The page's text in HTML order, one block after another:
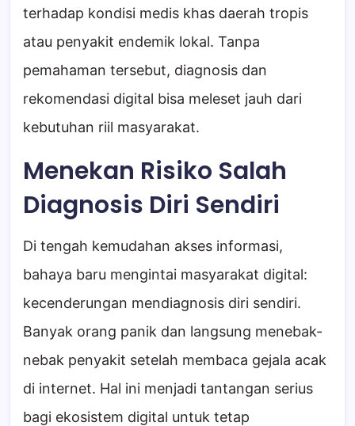
terhadap kondisi medis khas daerah tropis
atau penyakit endemik lokal. Tanpa
pemahaman tersebut, diagnosis dan
rekomendasi digital bisa meleset jauh dari
kebutuhan riil masyarakat.
Menekan Risiko Salah
Diagnosis Diri Sendiri
Di tengah kemudahan akses informasi,
bahaya baru mengintai masyarakat digital:
kecenderungan mendiagnosis diri sendiri.
Banyak orang panik dan langsung menebak-
nebak penyakit setelah membaca gejala acak
di internet. Hal ini menjadi tantangan serius
bagi ekosistem digital untuk tetap